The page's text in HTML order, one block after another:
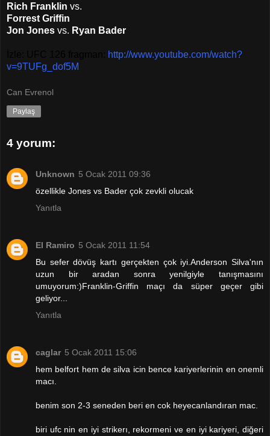
Rich Franklin vs.
Forrest Griffin
Jon Jones vs. Ryan Bader
http://www.youtube.com/watch?
v=9TUFg_dof5M
Can Evrenol
Paylaş
4 yorum:
Unknown 5 Ocak 2011 09:36
özellikle Jones vs Bader çok zevkli olucak
Yanıtla
El Ramiro 5 Ocak 2011 11:54
Bu sefer dövüş kartı gerçekten çok iyi.Anderson Silva'nın
uzun bir aradan sonra yenilgiyle tanışmasını
umuyorum:)Franklin-Griffin maçı da süper geçer gibi
geliyor...
Yanıtla
caglar 5 Ocak 2011 15:06
hem belfort hem de silva icin bence kariyerlerinin en onemli
macı.
benim son 2-3 seneden beri en cok heyecanlandıran mac.
biri ufc nin en iyi strikerı, rekormeni ve en iyi kariyeri, diğeri